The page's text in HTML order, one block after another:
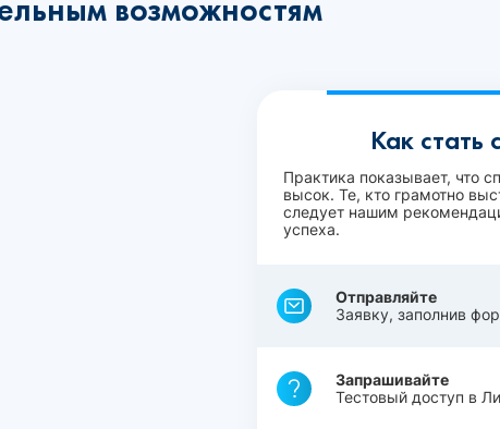
возможностям
Как стать
Практика показывает, что
высок. Те, кто грамотно
следует нашим
успеха.
Отправляйте
Заявку, заполнив
Запрашивайте
Тестовый доступ в